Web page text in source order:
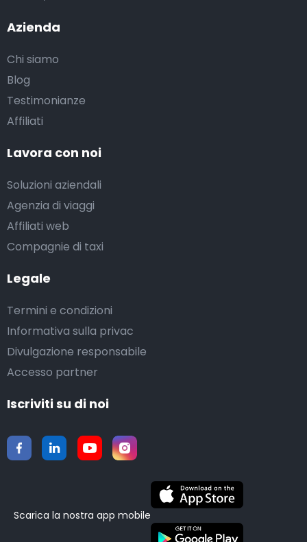
Azienda
Chi siamo
Blog
Testimonianze
Affiliati
Lavora con noi
Soluzioni aziendali
Agenzia di viaggi
Affiliati web
Compagnie di taxi
Legale
Termini e condizioni
Informativa sulla privac
Divulgazione responsabile
Accesso partner
Iscriviti su di noi
Scarica la nostra app mobile